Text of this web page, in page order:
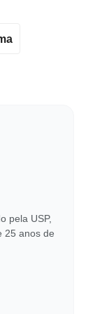
pela USP,
25 anos de